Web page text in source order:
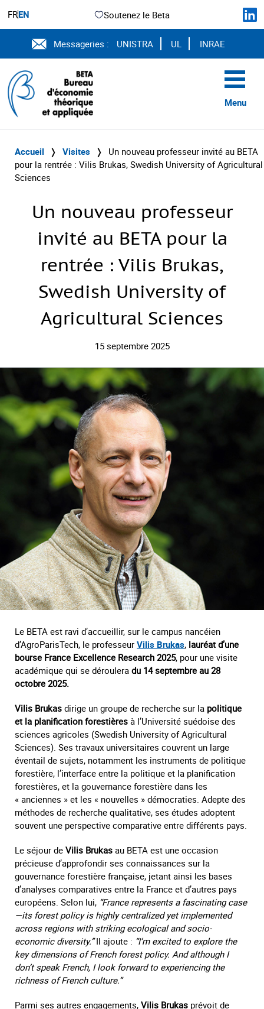
FREN Soutenez le Beta
Messageries : UNISTRA UL INRAE
Menu
Accueil ❭ Visites ❭
Un nouveau professeur invité au BETA
pour la rentrée : Vilis Brukas, Swedish University of Agricultural
Sciences
Un nouveau professeur
invité au BETA pour la
rentrée : Vilis Brukas,
Swedish University of
Agricultural Sciences
15 septembre 2025
Le BETA est ravi d’accueillir, sur le campus nancéien
d’AgroParisTech, le professeur Vilis Brukas, lauréat d’une
bourse France Excellence Research 2025, pour une visite
académique qui se déroulera du 14 septembre au 28
octobre 2025.
Vilis Brukas dirige un groupe de recherche sur la politique
et la planification forestières à l’Université suédoise des
sciences agricoles (Swedish University of Agricultural
Sciences). Ses travaux universitaires couvrent un large
éventail de sujets, notamment les instruments de politique
forestière, l’interface entre la politique et la planification
forestières, et la gouvernance forestière dans les
« anciennes » et les « nouvelles » démocraties. Adepte des
méthodes de recherche qualitative, ses études adoptent
souvent une perspective comparative entre différents pays.
Le séjour de Vilis Brukas au BETA est une occasion
précieuse d’approfondir ses connaissances sur la
gouvernance forestière française, jetant ainsi les bases
d’analyses comparatives entre la France et d’autres pays
européens. Selon lui, “France represents a fascinating case
—its forest policy is highly centralized yet implemented
across regions with striking ecological and socio-
economic diversity.”Il ajoute : “I’m excited to explore the
key dimensions of French forest policy. And although I
don’t speak French, I look forward to experiencing the
richness of French culture.”
Parmi ses autres engagements, Vilis Brukas prévoit de